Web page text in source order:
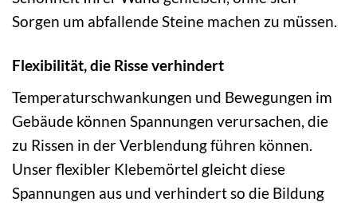
Sorgen um abfallende Steine machen zu müssen.
Flexibilität, die Risse verhindert
Temperaturschwankungen und Bewegungen im
Gebäude können Spannungen verursachen, die
zu Rissen in der Verblendung führen können.
Unser flexibler Klebemörtel gleicht diese
Spannungen aus und verhindert so die Bildung